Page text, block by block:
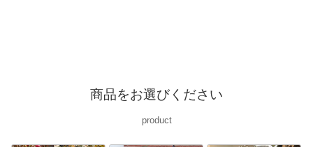
商品をお選びください
product